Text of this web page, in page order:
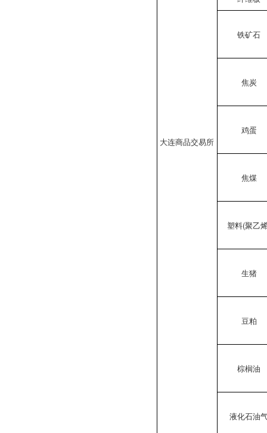
大连商品交易所
铁矿石
焦炭
鸡蛋
焦煤
塑料(聚乙
生猪
豆粕
棕榈油
液化石油